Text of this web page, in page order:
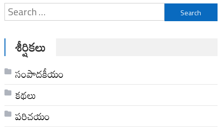
Search
for:
శీర్షికలు
సంపాదకీయం
కథలు
పరిచయం